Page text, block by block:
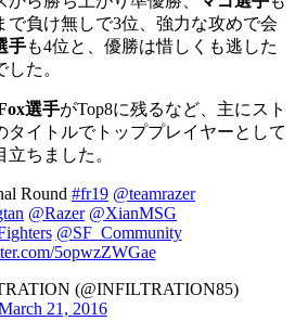
で負け無しで3位、強力な攻めで会
手も4位と、優勝は惜しくも逃した
た。
選手がTop8に残るなど、主にスト
タイトルでトッププレイヤーとして
ちました。
Round #fr19 @teamrazer
@Razer @XianMSG
@SF_Community
5opwzZWGae
(@INFILTRATION85)
21, 2016